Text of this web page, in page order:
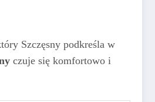
Szczęsny podkreśla w
czuje się komfortowo i